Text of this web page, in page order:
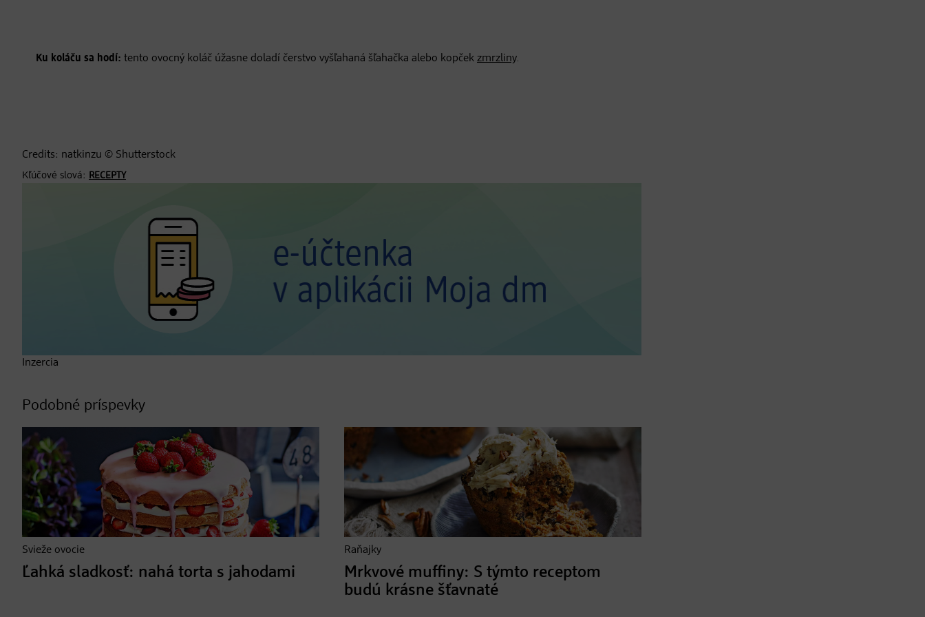
Ku koláču sa hodí: tento ovocný koláč úžasne doladí čerstvo vyšľahaná šľahačka alebo kopček zmrzliny.
Credits: natkinzu © Shutterstock
Kľúčové slová: RECEPTY
Inzercia
Podobné príspevky
Svieže ovocie
Ľahká sladkosť: nahá torta s jahodami
Raňajky
Mrkvové muffiny: S týmto receptom
budú krásne šťavnaté